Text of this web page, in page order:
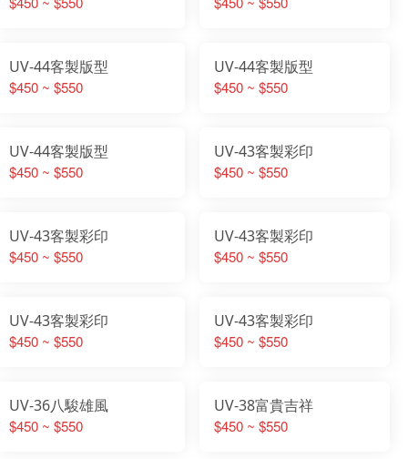
UV-44客製版型
$450 ~ $550
UV-44客製版型
$450 ~ $550
UV-44客製版型
$450 ~ $550
UV-43客製彩印
$450 ~ $550
UV-43客製彩印
$450 ~ $550
UV-43客製彩印
$450 ~ $550
UV-43客製彩印
$450 ~ $550
UV-43客製彩印
$450 ~ $550
UV-36八駿雄風
$450 ~ $550
UV-38富貴吉祥
$450 ~ $550